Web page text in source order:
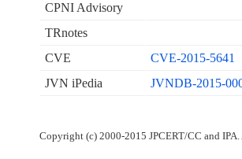
CPNI Advisory
TRnotes
CVE
CVE-2015-5641
JVN iPedia
JVNDB-2015-
Copyright (c) 2000-2015 JPCERT/CC and